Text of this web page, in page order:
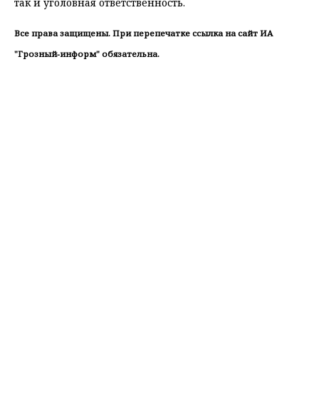
Все права защищены. При перепечатке ссылка на сайт ИА
"Грозный-информ" обязательна.